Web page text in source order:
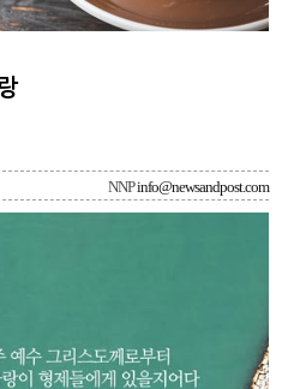
NNPinfo@newsandpost.com